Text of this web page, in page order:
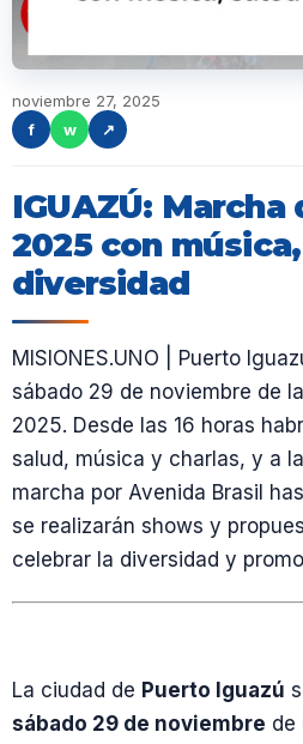
noviembre 27, 2025
f
w ↗
IGUAZÚ:
2025 con
diversidad
MISIONES.UNO | Puerto
sábado 29 de noviembre de
2025. Desde las 16 horas
salud, música y charlas, y a
marcha por Avenida Brasil
se realizarán shows y
celebrar la diversidad y
La ciudad de Puerto Iguazú
sábado 29 de noviembre de